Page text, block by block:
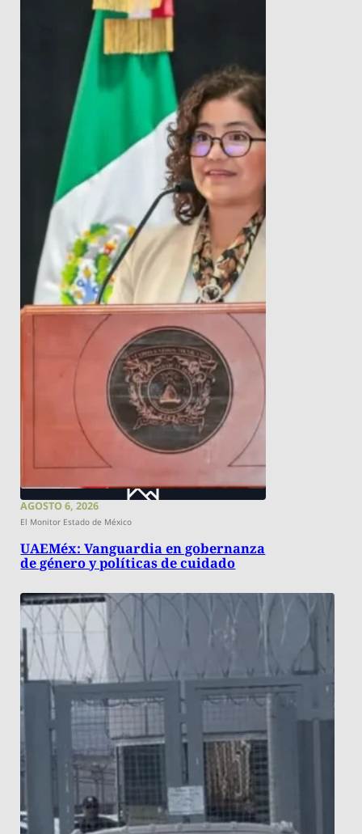
AGOSTO 6, 2026
El Monitor Estado de México
UAEMéx: Vanguardia en gobernanza
de género y políticas de cuidado